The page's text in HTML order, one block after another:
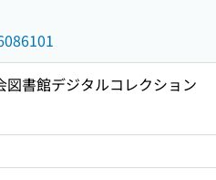
図書館デジタルコレクション